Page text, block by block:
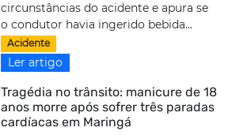
circunstâncias do acidente e apura se
o condutor havia ingerido bebida...
Acidente
Ler artigo
Tragédia no trânsito: manicure de 18
anos morre após sofrer três paradas
cardíacas em Maringá